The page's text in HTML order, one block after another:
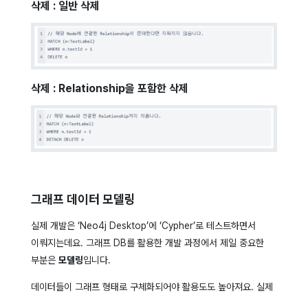
삭제 : 일반 삭제
삭제 : Relationship을 포함한 삭제
그래프 데이터 모델링
실제 개발은 ‘Neo4j Desktop’에 ‘Cypher’로 테스트하면서
이뤄지는데요. 그래프 DB를 활용한 개발 과정에서 제일 중요한
부분은 모델링입니다.
데이터들이 그래프 형태로 구체화되어야 활용도도 높아져요. 실제